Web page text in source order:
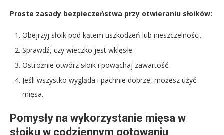
Proste zasady bezpieczeństwa przy otwieraniu słoików:
Obejrzyj słoik pod kątem uszkodzeń lub nieszczelności.
Sprawdź, czy wieczko jest wklęsłe.
Ostrożnie otwórz słoik i powąchaj zawartość.
Jeśli wszystko wygląda i pachnie dobrze, możesz użyć
mięsa.
Pomysły na wykorzystanie mięsa w
słoiku w codziennym gotowaniu